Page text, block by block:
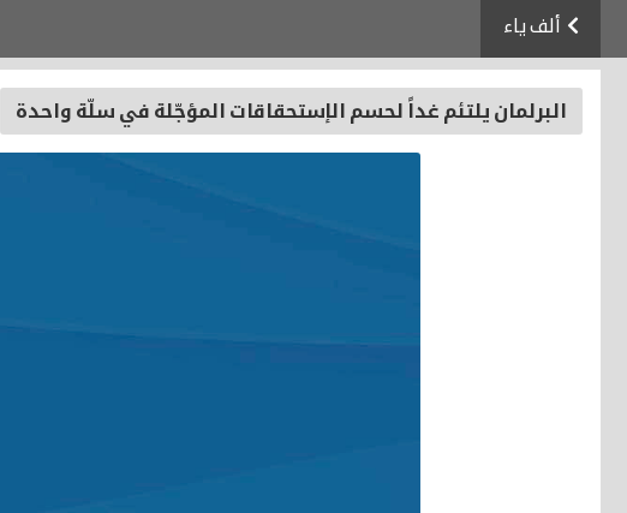
ألف ياء
البرلمان يلتئم غداً لحسم الإستحقاقات المؤجّلة في سلّة واحدة